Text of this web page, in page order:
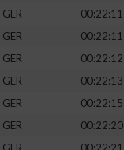
GER
00:22:11
GER
00:22:11
GER
00:22:12
GER
00:22:13
GER
00:22:15
GER
00:22:20